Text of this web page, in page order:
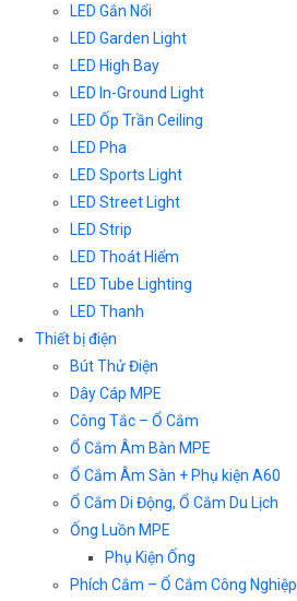
LED Gắn Nổi
LED Garden Light
LED High Bay
LED In-Ground Light
LED Ốp Trần Ceiling
LED Pha
LED Sports Light
LED Street Light
LED Strip
LED Thoát Hiểm
LED Tube Lighting
LED Thanh
Thiết bị điện
Bút Thử Điện
Dây Cáp MPE
Công Tắc – Ổ Cắm
Ổ Cắm Âm Bàn MPE
Ổ Cắm Âm Sàn + Phụ kiện A60
Ổ Cắm Di Động, Ổ Cắm Du Lịch
Ống Luồn MPE
Phụ Kiện Ống
Phích Cắm – Ổ Cắm Công Nghiệp